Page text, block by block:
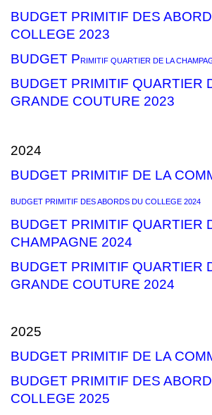
BUDGET PRIMITIF DES
COLLEGE 2023
BUDGET PRIMITIF QUARTIER DE LA
BUDGET PRIMITIF QUARTIER
GRANDE COUTURE 2023
2024
BUDGET PRIMITIF DE LA
BUDGET PRIMITIF DES ABORDS DU COLLEGE 2024
BUDGET PRIMITIF QUARTIER
CHAMPAGNE 2024
BUDGET PRIMITIF QUARTIER
GRANDE COUTURE 2024
2025
BUDGET PRIMITIF DE LA
BUDGET PRIMITIF DES
COLLEGE 2025